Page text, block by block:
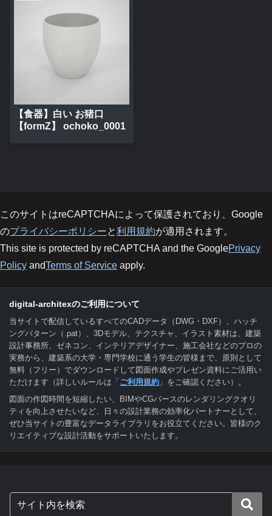
【食器】白い お猪口
【formZ】 ochoko_0001
このサイトはreCAPTCHAによって保護されており、Google
のプライバシーポリシーと利用規約が適用されます。
This site is protected by reCAPTCHA and the GooglePrivacy
Policy andTerms of Service apply.
digital-architexのご利用について
当サイトで配信しているすべてのCADデータ（DWG・DXF）、ハッチ
ングパターン（.pat）、3Dモデル、テクスチャ、イラスト素材は、建築
設計事務所、ゼネコン、インテリアデザイナー、施工会社などのプロの
実務から、建築系の大学・専門学校に通う学生の皆様まで、原則として
無料（フリー）でダウンロードして図面作成やプレゼン資料にご活用い
ただけます（詳しいルールは「 ご利用規約 」をご確認ください）。
図面の作図時間を短縮したい、BIMやCGパースのレンダリングクオリ
ティを向上させたいなど、日々の設計業務の効率化パートナーとして、
ぜひ当サイトの豊富なデータライブラリをお役立てください。皆様のク
リエイティブな設計活動をサポートいたします。